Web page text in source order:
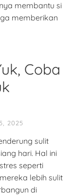
membantu si
memberikan
Coba
2025
sulit
hari. Hal ini
seperti
lebih sulit
di